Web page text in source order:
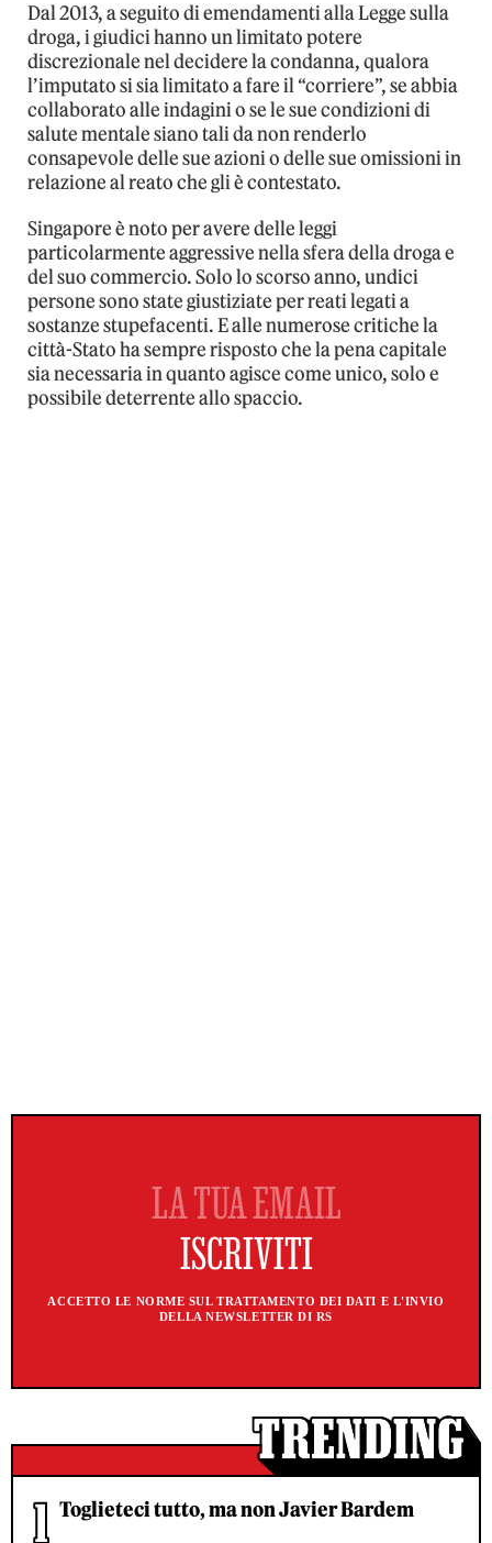
Dal 2013, a seguito di emendamenti alla Legge sulla
droga, i giudici hanno un limitato potere
discrezionale nel decidere la condanna, qualora
l’imputato si sia limitato a fare il “corriere”, se abbia
collaborato alle indagini o se le sue condizioni di
salute mentale siano tali da non renderlo
consapevole delle sue azioni o delle sue omissioni in
relazione al reato che gli è contestato.
Singapore è noto per avere delle leggi
particolarmente aggressive nella sfera della droga e
del suo commercio. Solo lo scorso anno, undici
persone sono state giustiziate per reati legati a
sostanze stupefacenti. E alle numerose critiche la
città-Stato ha sempre risposto che la pena capitale
sia necessaria in quanto agisce come unico, solo e
possibile deterrente allo spaccio.
ACCETTO LE NORME SUL TRATTAMENTO DEI DATI E L'INVIO
DELLA NEWSLETTER DI RS
Toglieteci tutto, ma non Javier Bardem